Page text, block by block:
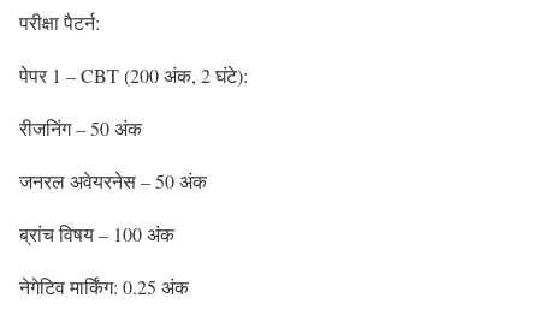
परीक्षा पैटर्न:
पेपर 1 – CBT (200 अंक, 2 घंटे):
रीजनिंग – 50 अंक
जनरल अवेयरनेस – 50 अंक
ब्रांच विषय – 100 अंक
नेगेटिव मार्किंग: 0.25 अंक